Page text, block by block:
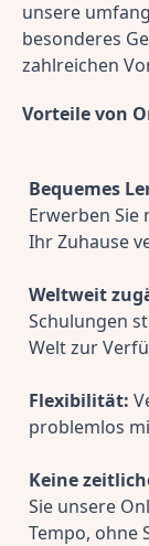
unsere
besonderes
zahlreichen
Vorteile von
Bequemes
Erwerben Sie
Ihr Zuhause
Weltweit
Schulungen
Welt zur
Flexibilität:
problemlos
Keine
Sie unsere
Tempo, ohne